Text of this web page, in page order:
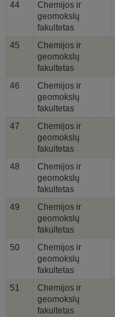
44
Chemijos ir
geomokslų
fakultetas
45
Chemijos ir
geomokslų
fakultetas
46
Chemijos ir
geomokslų
fakultetas
47
Chemijos ir
geomokslų
fakultetas
48
Chemijos ir
geomokslų
fakultetas
49
Chemijos ir
geomokslų
fakultetas
50
Chemijos ir
geomokslų
fakultetas
51
Chemijos ir
geomokslų
fakultetas